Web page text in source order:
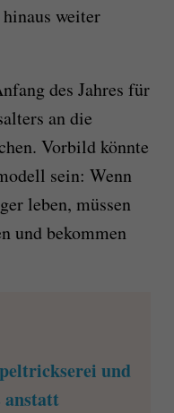
weiter
des Jahres für
an die
Vorbild könnte
sein: Wenn
leben, müssen
und bekommen
und